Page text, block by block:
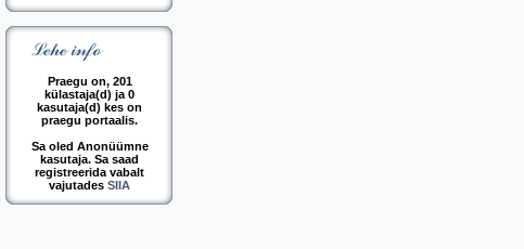
Praegu on, 201
külastaja(d) ja 0
kasutaja(d) kes on
praegu portaalis.
Sa oled Anonüümne
kasutaja. Sa saad
registreerida vabalt
vajutades SIIA